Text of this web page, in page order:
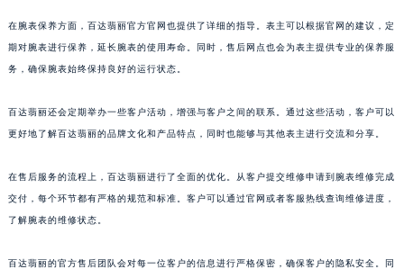
在腕表保养方面，百达翡丽官方官网也提供了详细的指导。表主可以根据官网的建议，定
期对腕表进行保养，延长腕表的使用寿命。同时，售后网点也会为表主提供专业的保养服
务，确保腕表始终保持良好的运行状态。
百达翡丽还会定期举办一些客户活动，增强与客户之间的联系。通过这些活动，客户可以
更好地了解百达翡丽的品牌文化和产品特点，同时也能够与其他表主进行交流和分享。
在售后服务的流程上，百达翡丽进行了全面的优化。从客户提交维修申请到腕表维修完成
交付，每个环节都有严格的规范和标准。客户可以通过官网或者客服热线查询维修进度，
了解腕表的维修状态。
百达翡丽的官方售后团队会对每一位客户的信息进行严格保密，确保客户的隐私安全。同